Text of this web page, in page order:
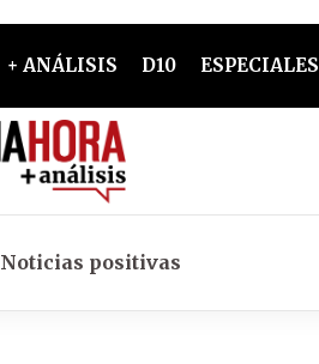
+ ANÁLISIS D10 ESPECIALES
Noticias positivas